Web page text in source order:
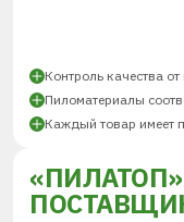
Контроль качества
Пиломатериалы
Каждый товар имеет